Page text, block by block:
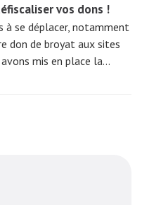
vos dons !
à se déplacer, notamment
don de broyat aux sites
mis en place la…